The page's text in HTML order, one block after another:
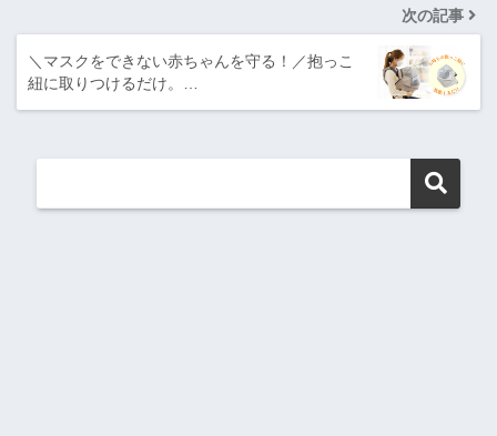
次の記事
＼マスクをできない赤ちゃんを守る！／抱っこ
紐に取りつけるだけ。…